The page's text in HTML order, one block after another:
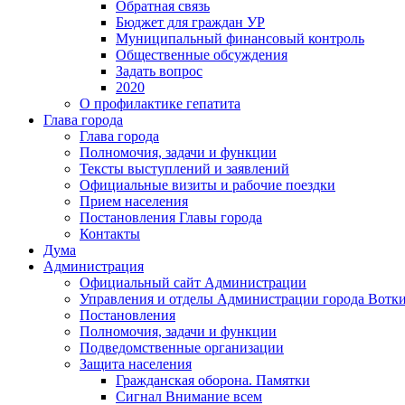
Обратная связь
Бюджет для граждан УР
Муниципальный финансовый контроль
Общественные обсуждения
Задать вопрос
2020
О профилактике гепатита
Глава города
Глава города
Полномочия, задачи и функции
Тексты выступлений и заявлений
Официальные визиты и рабочие поездки
Прием населения
Постановления Главы города
Контакты
Дума
Администрация
Официальный сайт Администрации
Управления и отделы Администрации города
Постановления
Полномочия, задачи и функции
Подведомственные организации
Защита населения
Гражданская оборона. Памятки
Сигнал Внимание всем